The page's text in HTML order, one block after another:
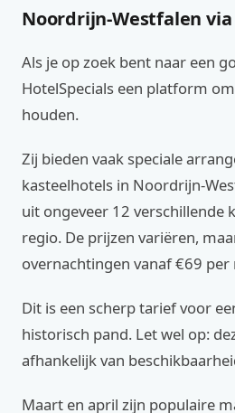
Noordrijn-Westfalen
Als je op zoek bent naar een
HotelSpecials een platform
houden.
Zij bieden vaak speciale
kasteelhotels in Noordrijn-
uit ongeveer 12 verschillende
regio. De prijzen variëren,
overnachtingen vanaf €69 per
Dit is een scherp tarief voor
historisch pand. Let wel op:
afhankelijk van
Maart en april zijn populaire